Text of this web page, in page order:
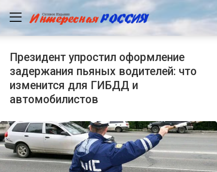
Президент упростил оформление
задержания пьяных водителей: что
изменится для ГИБДД и
автомобилистов